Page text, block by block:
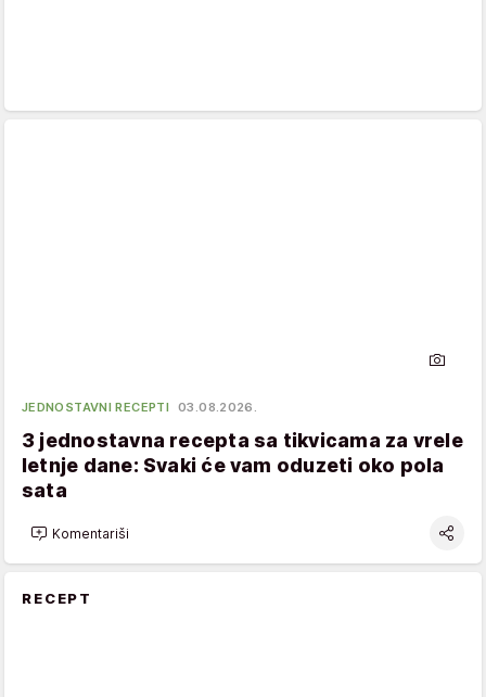
JEDNOSTAVNI RECEPTI 03.08.2026.
3 jednostavna recepta sa tikvicama za vrele
letnje dane: Svaki će vam oduzeti oko pola
sata
Komentariši
RECEPT